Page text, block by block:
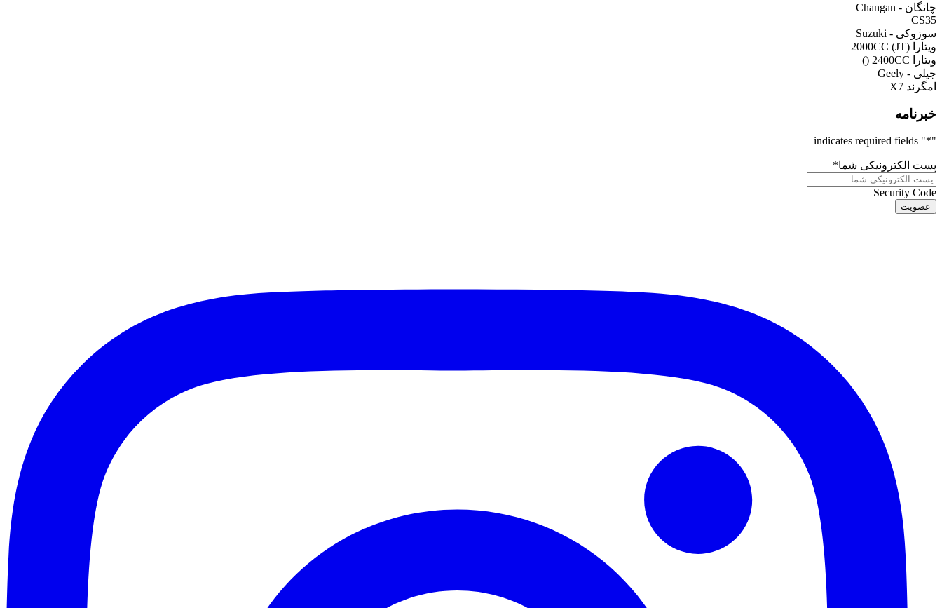
چانگان - Changan
CS35
سوزوکی - Suzuki
ویتارا 2000CC (JT)
ویتارا 2400CC ()
جیلی - Geely
امگرند X7
خبرنامه
"
*
" indicates required fields
پست الکترونیکی شما*
Security Code